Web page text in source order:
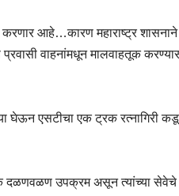
आहे…कारण महाराष्ट्र
प्रवासी वाहनांमधून मालवाहतूक
घेऊन एसटीचा एक ट्रक रत्नागिरी
उपक्रम असून त्यांच्या सेवेचे